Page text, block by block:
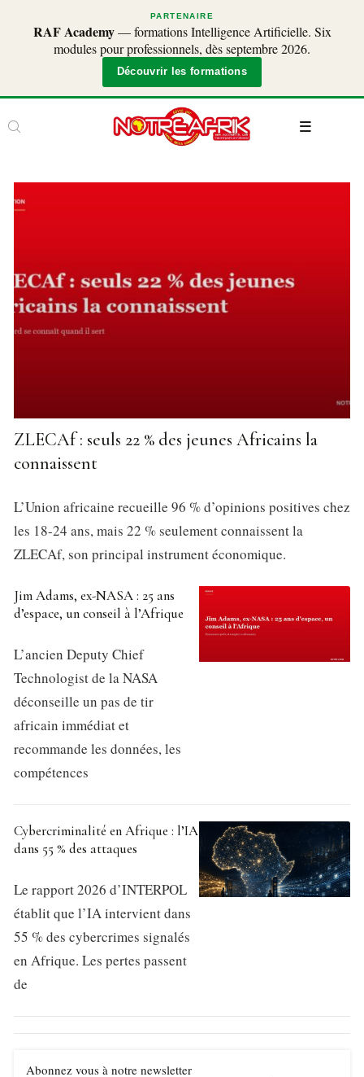
PARTENAIRE
RAF Academy— formations Intelligence Artificielle. Six
modules pour professionnels, dès septembre 2026.
Découvrir les formations
ZLECAf : seuls 22 % des jeunes Africains la
connaissent
L’Union africaine recueille 96 % d’opinions positives chez
les 18-24 ans, mais 22 % seulement connaissent la
ZLECAf, son principal instrument économique.
Jim Adams, ex-NASA : 25 ans
d’espace, un conseil à l’Afrique
L’ancien Deputy Chief
Technologist de la NASA
déconseille un pas de tir
africain immédiat et
recommande les données, les
compétences
Cybercriminalité en Afrique : l’IA
dans 55 % des attaques
Le rapport 2026 d’INTERPOL
établit que l’IA intervient dans
55 % des cybercrimes signalés
en Afrique. Les pertes passent
de
Abonnez vous à notre newsletter